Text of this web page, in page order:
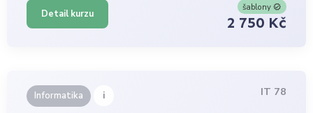
Detail kurzu
šablony
2 750 Kč
Informatika i IT 78